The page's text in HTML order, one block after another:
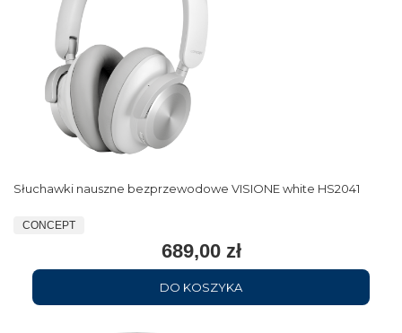
Słuchawki nauszne bezprzewodowe VISIONE white HS2041
CONCEPT
689,00 zł
DO KOSZYKA